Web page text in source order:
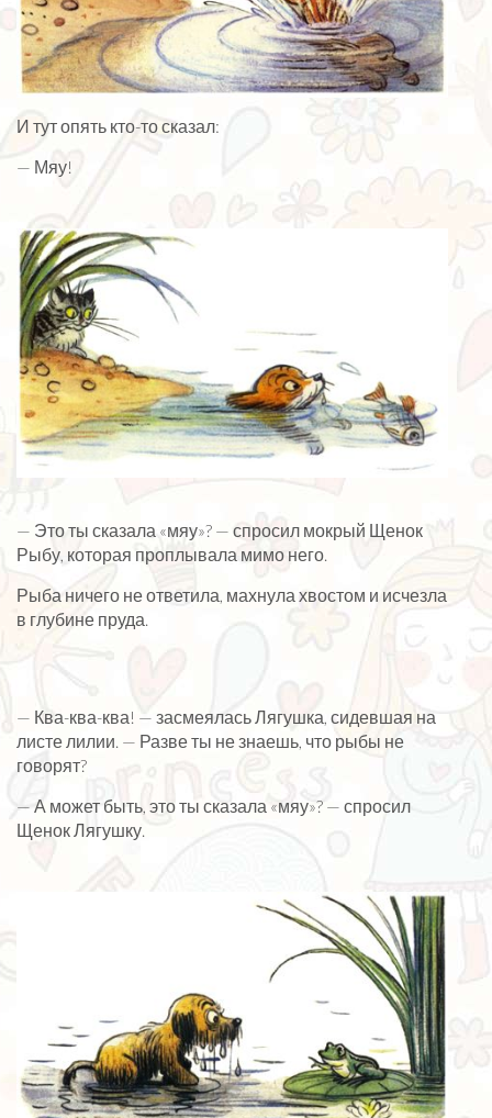
И тут опять кто-то сказал:
— Мяу!
— Это ты сказала «мяу»? — спросил мокрый Щенок
Рыбу, которая проплывала мимо него.
Рыба ничего не ответила, махнула хвостом и исчезла
в глубине пруда.
— Ква-ква-ква! — засмеялась Лягушка, сидевшая на
листе лилии. — Разве ты не знаешь, что рыбы не
говорят?
— А может быть, это ты сказала «мяу»? — спросил
Щенок Лягушку.